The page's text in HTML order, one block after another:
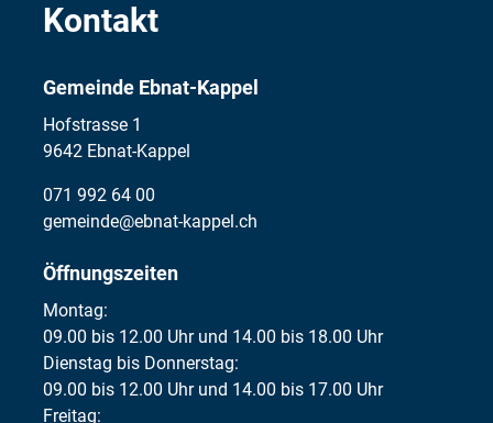
Kontakt
Gemeinde Ebnat-Kappel
Hofstrasse 1
9642 Ebnat-Kappel
071 992 64 00
gemeinde@ebnat-kappel.ch
Öffnungszeiten
Montag:
09.00 bis 12.00 Uhr und 14.00 bis 18.00 Uhr
Dienstag bis Donnerstag:
09.00 bis 12.00 Uhr und 14.00 bis 17.00 Uhr
Freitag: